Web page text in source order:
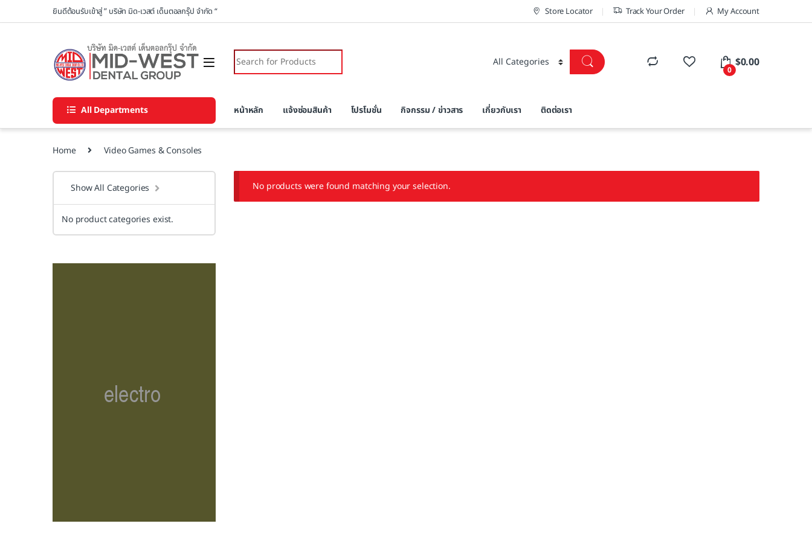
Skip to navigation
Skip to contentยินดีต้อนรับเข้าสู่ ” บริษัท มิด-เวสต์ เด็นตอลกรุ๊ป จำกัด “ Store Locator Track Your Order My Account
Search for:
0
$0.00
All Departments หน้าหลัก แจ้งซ่อมสินค้า โปรโมชั่น กิจกรรม / ข่าวสาร เกี่ยวกับเรา ติดต่อเรา
Home Video Games & Consoles
No products were found matching your selection.
Show All Categories
No product categories exist.